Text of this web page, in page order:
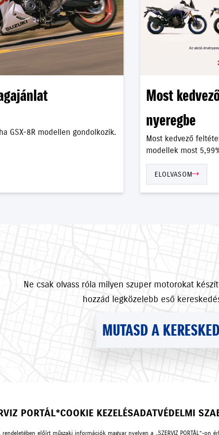
GSX-8R modellen gondolkozik.
Most
nyeregbe
Most kedvező
modellek most
ELOLVASOM
Ne csak olvass róla milyen szuper motorokat
hozzád legközelebb eső
MUTASD A
PORTÁL*COOKIE KEZELÉSADATVÉDELMI
előírt műszaki információk magyar nyelven a „SZERVIZ PORTÁL”-on